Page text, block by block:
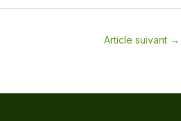
Article suivant →